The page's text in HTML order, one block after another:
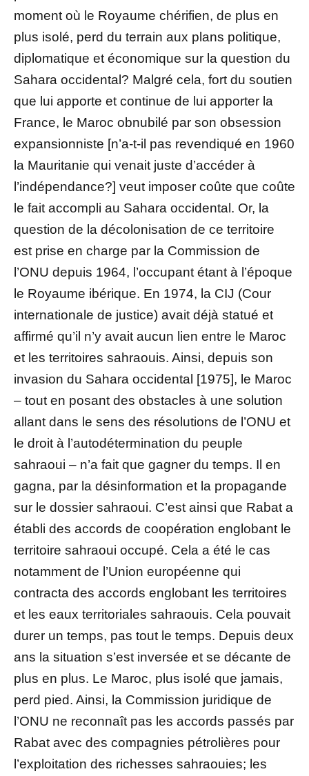
moment où le Royaume chérifien, de plus en
plus isolé, perd du terrain aux plans politique,
diplomatique et économique sur la question du
Sahara occidental? Malgré cela, fort du soutien
que lui apporte et continue de lui apporter la
France, le Maroc obnubilé par son obsession
expansionniste [n’a-t-il pas revendiqué en 1960
la Mauritanie qui venait juste d’accéder à
l’indépendance?] veut imposer coûte que coûte
le fait accompli au Sahara occidental. Or, la
question de la décolonisation de ce territoire
est prise en charge par la Commission de
l’ONU depuis 1964, l’occupant étant à l’époque
le Royaume ibérique. En 1974, la CIJ (Cour
internationale de justice) avait déjà statué et
affirmé qu’il n’y avait aucun lien entre le Maroc
et les territoires sahraouis. Ainsi, depuis son
invasion du Sahara occidental [1975], le Maroc
– tout en posant des obstacles à une solution
allant dans le sens des résolutions de l’ONU et
le droit à l’autodétermination du peuple
sahraoui – n’a fait que gagner du temps. Il en
gagna, par la désinformation et la propagande
sur le dossier sahraoui. C’est ainsi que Rabat a
établi des accords de coopération englobant le
territoire sahraoui occupé. Cela a été le cas
notamment de l’Union européenne qui
contracta des accords englobant les territoires
et les eaux territoriales sahraouis. Cela pouvait
durer un temps, pas tout le temps. Depuis deux
ans la situation s’est inversée et se décante de
plus en plus. Le Maroc, plus isolé que jamais,
perd pied. Ainsi, la Commission juridique de
l’ONU ne reconnaît pas les accords passés par
Rabat avec des compagnies pétrolières pour
l’exploitation des richesses sahraouies; les